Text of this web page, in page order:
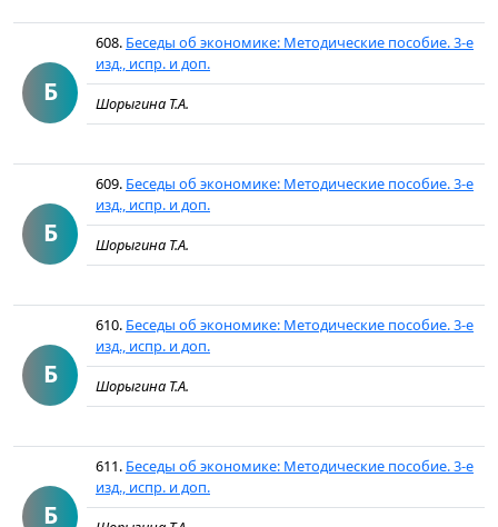
Б
608. Беседы об экономике: Методические пособие. 3-е
изд., испр. и доп.
Шорыгина Т.А.
Б
609. Беседы об экономике: Методические пособие. 3-е
изд., испр. и доп.
Шорыгина Т.А.
Б
610. Беседы об экономике: Методические пособие. 3-е
изд., испр. и доп.
Шорыгина Т.А.
Б
611. Беседы об экономике: Методические пособие. 3-е
изд., испр. и доп.